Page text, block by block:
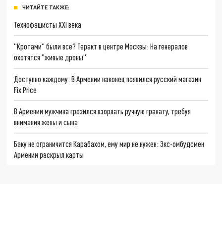
ЧИТАЙТЕ ТАКЖЕ:
Технофашисты XXI века
"Кротами" были все? Теракт в центре Москвы: На генералов
охотятся "живые дроны"
Доступно каждому: В Армении наконец появился русский магазин
Fix Price
В Армении мужчина грозился взорвать ручную гранату, требуя
внимания жены и сына
Баку не ограничится Карабахом, ему мир не нужен: Экс-омбудсмен
Армении раскрыл карты